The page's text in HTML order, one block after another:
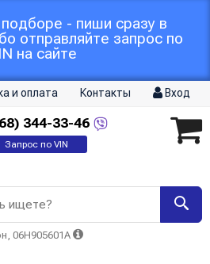
- пиши сразу в
отправляйте запрос по
на сайте
и оплата Контакты Вход
344-33-46
Запрос по VIN
ищете?
06H905601A